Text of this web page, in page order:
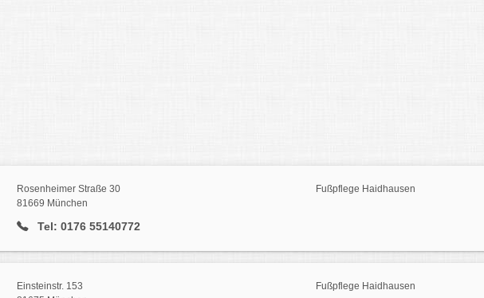
Rosenheimer Straße 30
81669 München
Tel: 0176 55140772
Fußpflege Haidhausen
Einsteinstr. 153
Fußpflege Haidhausen